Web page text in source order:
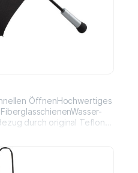
ÖffnenHochwertiges
durch original Teflon™
cmGewicht: 570
Kunststoff